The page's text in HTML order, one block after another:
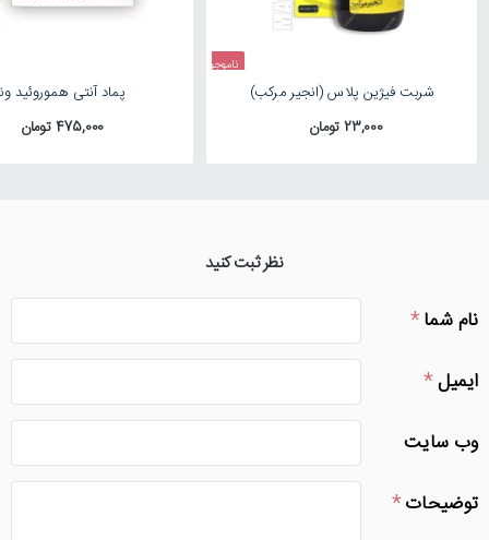
ناموجود
شربت فیژین پلاس (انجیر مرکب)
23,000 تومان
پماد آنتی هموروئید
475,000 تومان
نظر ثبت کنید
نام شما
ایمیل
وب سایت
توضیحات